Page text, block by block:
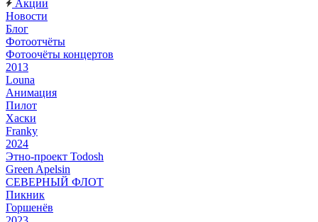
Акции
Новости
Блог
Фотоотчёты
Фотоочёты концертов
2013
Louna
Анимация
Пилот
Хаски
Franky
2024
Этно-проект Todosh
Green Apelsin
СЕВЕРНЫЙ ФЛОТ
Пикник
Горшенёв